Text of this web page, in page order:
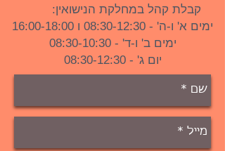
קבלת קהל במחלקת הנישואין:
ימים א' ו-ה' - 08:30-12:30 ו 16:00-18:00
ימים ב' ו-ד' - 08:30-10:30
יום ג' - 08:30-12:30